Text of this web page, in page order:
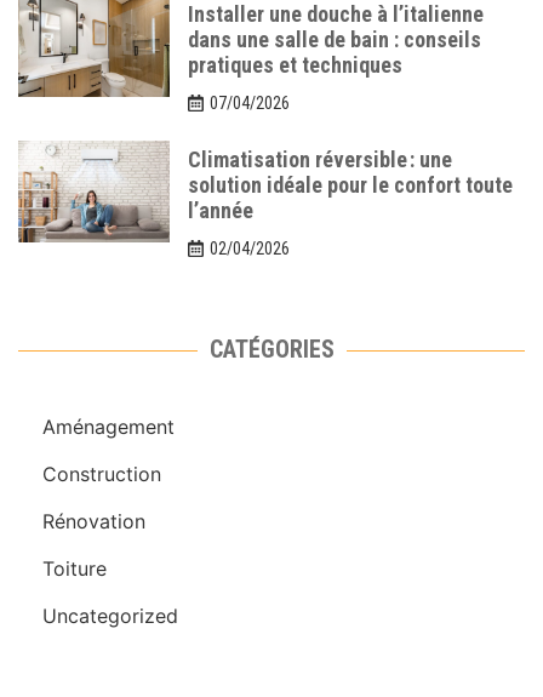
Installer une douche à l’italienne
dans une salle de bain : conseils
pratiques et techniques
07/04/2026
Climatisation réversible : une
solution idéale pour le confort toute
l’année
02/04/2026
CATÉGORIES
Aménagement
Construction
Rénovation
Toiture
Uncategorized